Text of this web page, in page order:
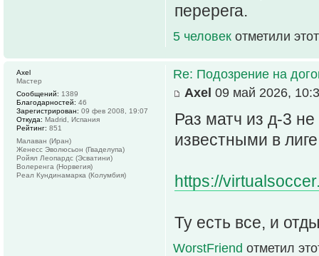
перерега.
5 человек отметили
Re: Подозрение на
Axel 09 май 2026,
Раз матч из д-3
известными в
https://
Ту есть все, и
WorstFriend отметил
Axel
Мастер
Сообщений: 1389
Благодарностей: 46
Зарегистрирован: 09 фев 2008, 19:07
Откуда: Madrid, Испания
Рейтинг: 851
Малаван (Иран)
Женесс Эволюсьон (Гваделупа)
Ройял Леопардс (Эсватини)
Волеренга (Норвегия)
Реал Кундинамарка (Колумбия)